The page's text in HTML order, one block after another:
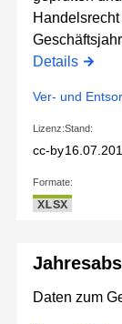
Details
Ver- und
Lizenz:
cc-by
Stand:
Formate:
XLSX
Daten zum